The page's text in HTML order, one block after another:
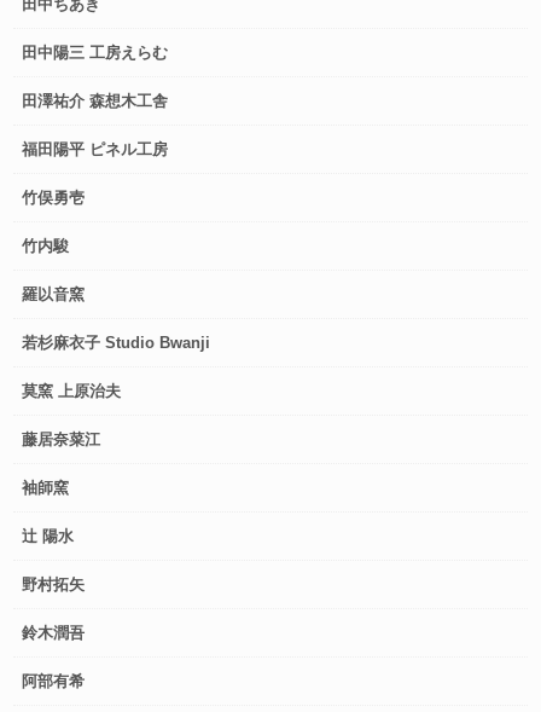
田中ちあき
田中陽三 工房えらむ
田澤祐介 森想木工舎
福田陽平 ピネル工房
竹俣勇壱
竹内駿
羅以音窯
若杉麻衣子 Studio Bwanji
莫窯 上原治夫
藤居奈菜江
袖師窯
辻 陽水
野村拓矢
鈴木潤吾
阿部有希